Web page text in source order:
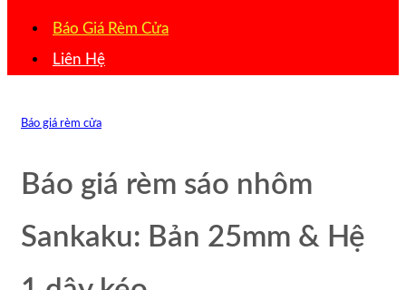
Báo Giá Rèm Cửa
Liên Hệ
Báo giá rèm cửa
Báo giá rèm sáo nhôm
Sankaku: Bản 25mm & Hệ